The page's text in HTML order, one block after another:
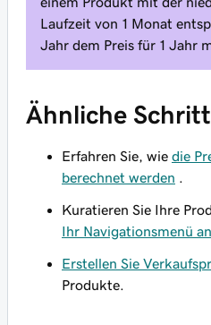
Laufzeit von 1 Monat
Jahr dem Preis für 1 Jahr
Ähnliche
Erfahren Sie, wie die
berechnet werden
Kuratieren Sie Ihre
Ihr Navigationsmenü
Erstellen Sie
Produkte.